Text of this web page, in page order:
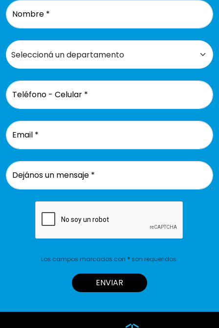
Nombre *
Teléfono - Celular *
Email *
Dejános un mensaje *
Los campos marcados con * son requeridos.
ENVIAR